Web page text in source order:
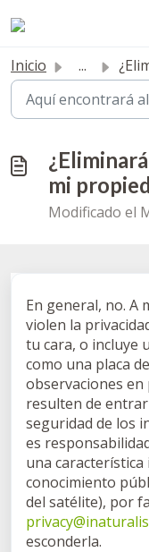
Inicio ... ¿Eliminarán
mi
Modificado el
En general, no. A
violen la
tu cara, o incluye
como una placa
observaciones
resulten de
seguridad de los
es
una característica
conocimiento
del satélite), por
esconderla.